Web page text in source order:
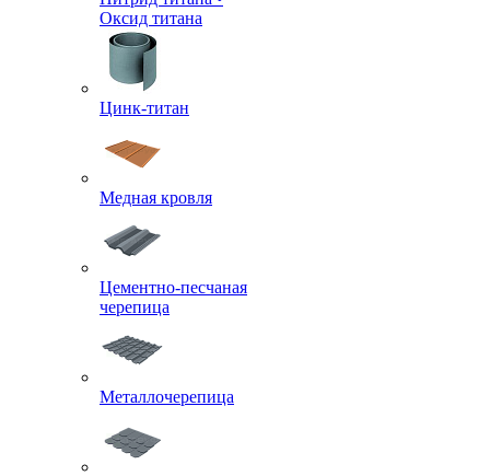
Оксид титана
Цинк-титан
Медная кровля
Цементно-песчаная
черепица
Металлочерепица